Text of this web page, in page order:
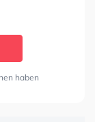
haben